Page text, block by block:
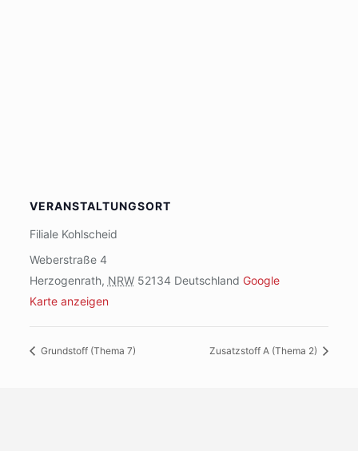
VERANSTALTUNGSORT
Filiale Kohlscheid
Weberstraße 4
Herzogenrath, NRW 52134 Deutschland Google
Karte anzeigen
Grundstoff (Thema 7) Zusatzstoff A (Thema 2)